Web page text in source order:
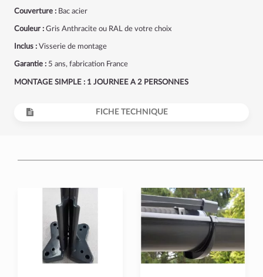
Couverture : Bac acier
Couleur : Gris Anthracite ou RAL de votre choix
Inclus : Visserie de montage
Garantie : 5 ans, fabrication France
MONTAGE SIMPLE : 1 JOURNEE A 2 PERSONNES
FICHE TECHNIQUE